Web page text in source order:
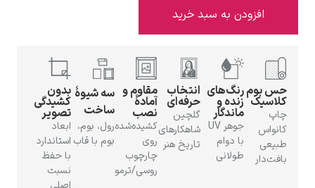
ادوارد هاپر
ادگار دگا
افزودن به سبد خرید
حس بوم
کلاسیک
چاپ
کانواس
طبیعی
بافت‌دار
رنگ‌های
زنده و
ماندگار
جوهر UV
با دوام
طولانی
انتخاب
حرفه‌ای
گلچین
شاهکارهای
تاریخ هنر
مقاوم و
آمادهٔ
نصب
کشیده‌شده
روی
چارچوب
روسی/ترمو
سه شیوهٔ
ساخت
رول، بوم،
بوم با قاب
بدون
کشیدگی
تصویر
ابعاد
استاندارد
با حفظ
نسبت